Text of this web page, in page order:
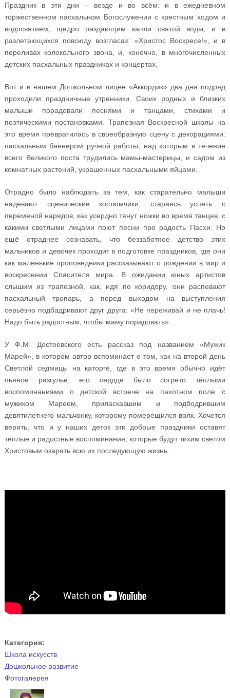
Праздник в эти дни – везде и во всём: и в ежедневном
торжественном пасхальном Богослужении с крестным ходом и
водосвятием, щедро раздающим капли святой воды, и в
разлетающихся повсюду возгласах: «Христос Воскресе!», и в
переливах колокольного звона, и, конечно, в многочисленных
детских пасхальных праздниках и концертах.
Вот и в нашем Дошкольном лицее «Аккордик» два дня подряд
проходили праздничные утренники. Своих родных и близких
малыши порадовали песнями и танцами, стихами и
поэтическими постановками. Трапезная Воскресной школы на
это время превратилась в своеобразную сцену с декорациями:
пасхальным баннером ручной работы, над которым в течение
всего Великого поста трудились мамы-мастерицы, и садом из
комнатных растений, украшенных пасхальными яйцами.
Отрадно было наблюдать за тем, как старательно малыши
надевают сценические костюмчики, стараясь успеть с
переменой нарядов, как усердно тянут ножки во время танцев, с
какими светлыми лицами поют песни про радость Пасхи. Но
ещё отраднее сознавать, что беззаботное детство этих
мальчиков и девочек проходит в подготовке праздников, где они
как маленькие проповедники рассказывают о рождении в мир и
воскресении Спасителя мира. В ожидании юных артистов
слышим из трапезной, как, идя по коридору, они распевают
пасхальный тропарь, а перед выходом на выступления
серьёзно подбадривают друг друга: «Не переживай и не плачь!
Надо быть радостным, чтобы маму порадовать».
У Ф.М. Достоевского есть рассказ под названием «Мужик
Марей», в котором автор вспоминает о том, как на второй день
Светлой седмицы на каторге, где в это время обычно идёт
пьяное разгулье, его сердце было согрето тёплыми
воспоминаниями о детской встрече на пахотном поле с
мужиком Мареем, приласкавшим и подбодрившим
девятилетнего мальчонку, которому померещился волк. Хочется
верить, что и у наших деток эти добрые праздники оставят
тёплые и радостные воспоминания, которые будут тихим светом
Христовым озарять всю их последующую жизнь.
Категория:
Школа искусств
Дошкольное развитие
Фотогалерея